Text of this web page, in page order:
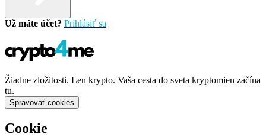
Už máte účet? Prihlásiť sa
Žiadne zložitosti. Len krypto. Vaša cesta do sveta kryptomien začína
tu.
Spravovať cookies
Cookie